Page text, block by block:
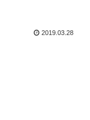
2019.03.28